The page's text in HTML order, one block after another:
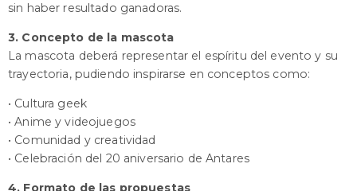
sin haber resultado ganadoras.
3. Concepto de la mascota
La mascota deberá representar el espíritu del evento y su
trayectoria, pudiendo inspirarse en conceptos como:
• Cultura geek
• Anime y videojuegos
• Comunidad y creatividad
• Celebración del 20 aniversario de Antares